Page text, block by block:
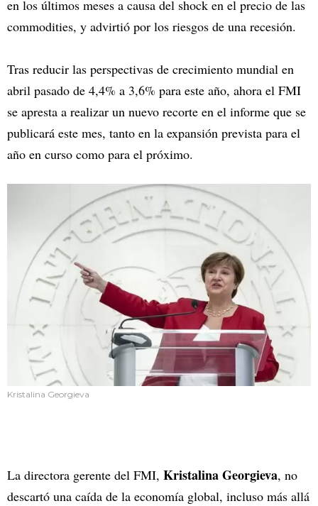
en los últimos meses a causa del shock en el precio de las
commodities, y advirtió por los riesgos de una recesión.
Tras reducir las perspectivas de crecimiento mundial en
abril pasado de 4,4% a 3,6% para este año, ahora el FMI
se apresta a realizar un nuevo recorte en el informe que se
publicará este mes, tanto en la expansión prevista para el
año en curso como para el próximo.
Kristalina Georgieva
La directora gerente del FMI, Kristalina Georgieva, no
descartó una caída de la economía global, incluso más allá